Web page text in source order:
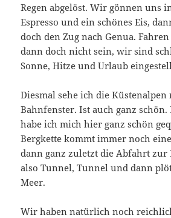
Regen abgelöst. Wir gönnen uns
Espresso und ein schönes Eis,
doch den Zug nach Genua.
dann doch nicht sein, wir sind
Sonne, Hitze und Urlaub
Diesmal sehe ich die Küstenalpen
Bahnfenster. Ist auch ganz
habe ich mich hier ganz schön
Bergkette kommt immer noch
dann ganz zuletzt die Abfahrt zur
also Tunnel, Tunnel und dann
Meer.
Wir haben natürlich noch